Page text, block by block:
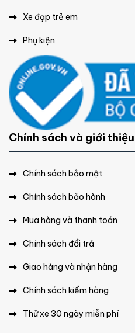
Xe đạp trẻ em
Phụ kiện
Chính sách và giới thiệu
Chính sách bảo mật
Chính sách bảo hành
Mua hàng và thanh toán
Chính sách đổi trả
Giao hàng và nhận hàng
Chính sách kiểm hàng
Thử xe 30 ngày miễn phí